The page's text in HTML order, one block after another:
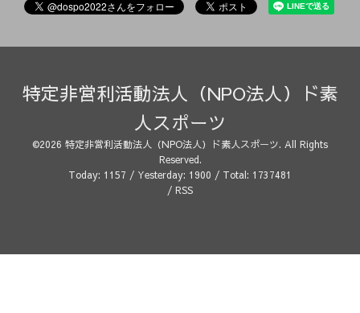
特定非営利活動法人（NPO法人）ド素
人スポーツ
©2026 特定非営利活動法人（NPO法人）ド素人スポーツ. All Rights
Reserved.
Today: 1157 / Yesterday: 1900 / Total: 1737481
/ RSS